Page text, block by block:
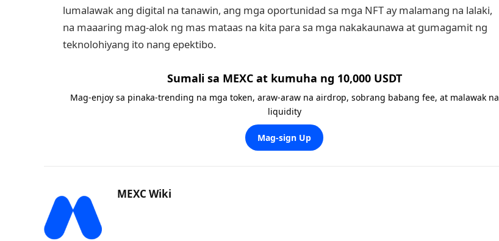
lumalawak ang digital na tanawin, ang mga oportunidad sa mga NFT ay malamang na lalaki,
na maaaring mag-alok ng mas mataas na kita para sa mga nakakaunawa at gumagamit ng
teknolohiyang ito nang epektibo.
Sumali sa MEXC at kumuha ng 10,000 USDT
Mag-enjoy sa pinaka-trending na mga token, araw-araw na airdrop, sobrang babang fee, at malawak na
liquidity
Mag-sign Up
MEXC Wiki